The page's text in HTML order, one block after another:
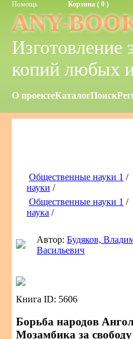
Помощь Корзина ( 0 )
ANY-
Изготовление
копий любых
О проектеКаталогПоиск
Общественные науки 1 /
науки /
Общественные науки 1 /
наука /
Автор:Будяков,
Васильевич
Книга ID: 5606
Борьба народов
Мозамбика за